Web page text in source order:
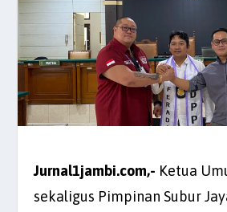
Jurnal1jambi.com,- Ketua
sekaligus Pimpinan Subur